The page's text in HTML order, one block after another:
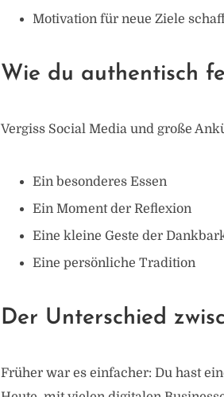
Motivation für neue Ziele
Wie du authentisch
Vergiss Social Media und große
Ein besonderes Essen
Ein Moment der Reflexion
Eine kleine Geste der
Eine persönliche Tradition
Der Unterschied
Früher war es einfacher: Du hast